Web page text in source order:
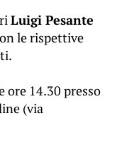
Luigi Pesante
le rispettive
ore 14.30 presso
(via